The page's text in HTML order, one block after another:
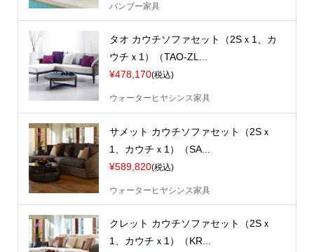
バンブー家具
タオ カウチソファセット（2Sｘ1、カ
ウチｘ1）（TAO-ZL...
¥478,170(税込)
ウォーターヒヤシンス家具
サメット カウチソファセット（2Sｘ
1、カウチｘ1）（SA...
¥589,820(税込)
ウォーターヒヤシンス家具
クレット カウチソファセット（2Sｘ
1、カウチｘ1）（KR...